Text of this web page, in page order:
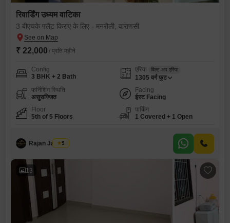
रिवार्डिंग उध्यम वाटिका
3 बीएचके फ्लैट किराए के लिए - मनरौली, वाराणसी
₹ 22,000 / प्रति महीने
Config
3 BHK + 2 Bath
एरिया बिल्ट-अप एरिया
1305 वर्ग फुट
फर्निशिंग स्थिति
असुसज्जित
Facing
ईस्ट Facing
Floor
5th of 5 Floors
पार्किंग
1 Covered + 1 Open
Rajan Jaiswal
5
13